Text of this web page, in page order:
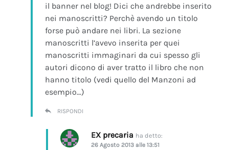
il banner nel blog! Dici che andrebbe inserito
nei manoscritti? Perchè avendo un titolo
forse può andare nei libri. La sezione
manoscritti l’avevo inserita per quei
manoscritti immaginari da cui spesso gli
autori dicono di aver tratto il libro che non
hanno titolo (vedi quello del Manzoni ad
esempio…)
RISPONDI
EX precaria ha detto:
26 Agosto 2013 alle 13:51